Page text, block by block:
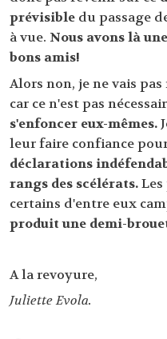
prévisible du passage
à vue. Nous avons là
bons amis!
Alors non, je ne vais
car ce n'est pas
s'enfoncer eux-mêmes.
leur faire confiance
déclarations
rangs des scélérats.
certains d'entre eux
produit une demi-
A la revoyure,
Juliette Evola.